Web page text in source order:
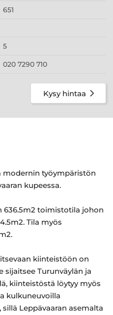
651
5
020 7290 710
Kysy hintaa
modernin työympäristön
kupeessa.
636.5m2 toimistotila johon
Tila myös
kiinteistöön on
sijaitsee Turunväylän ja
kiinteistöstä löytyy myös
kulkuneuvoilla
Leppävaaran asemalta